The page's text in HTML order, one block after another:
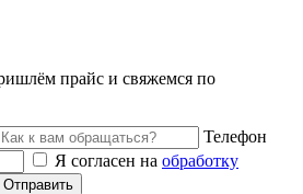
прайс и свяжемся по
Телефон
Я согласен на обработку
Отправить